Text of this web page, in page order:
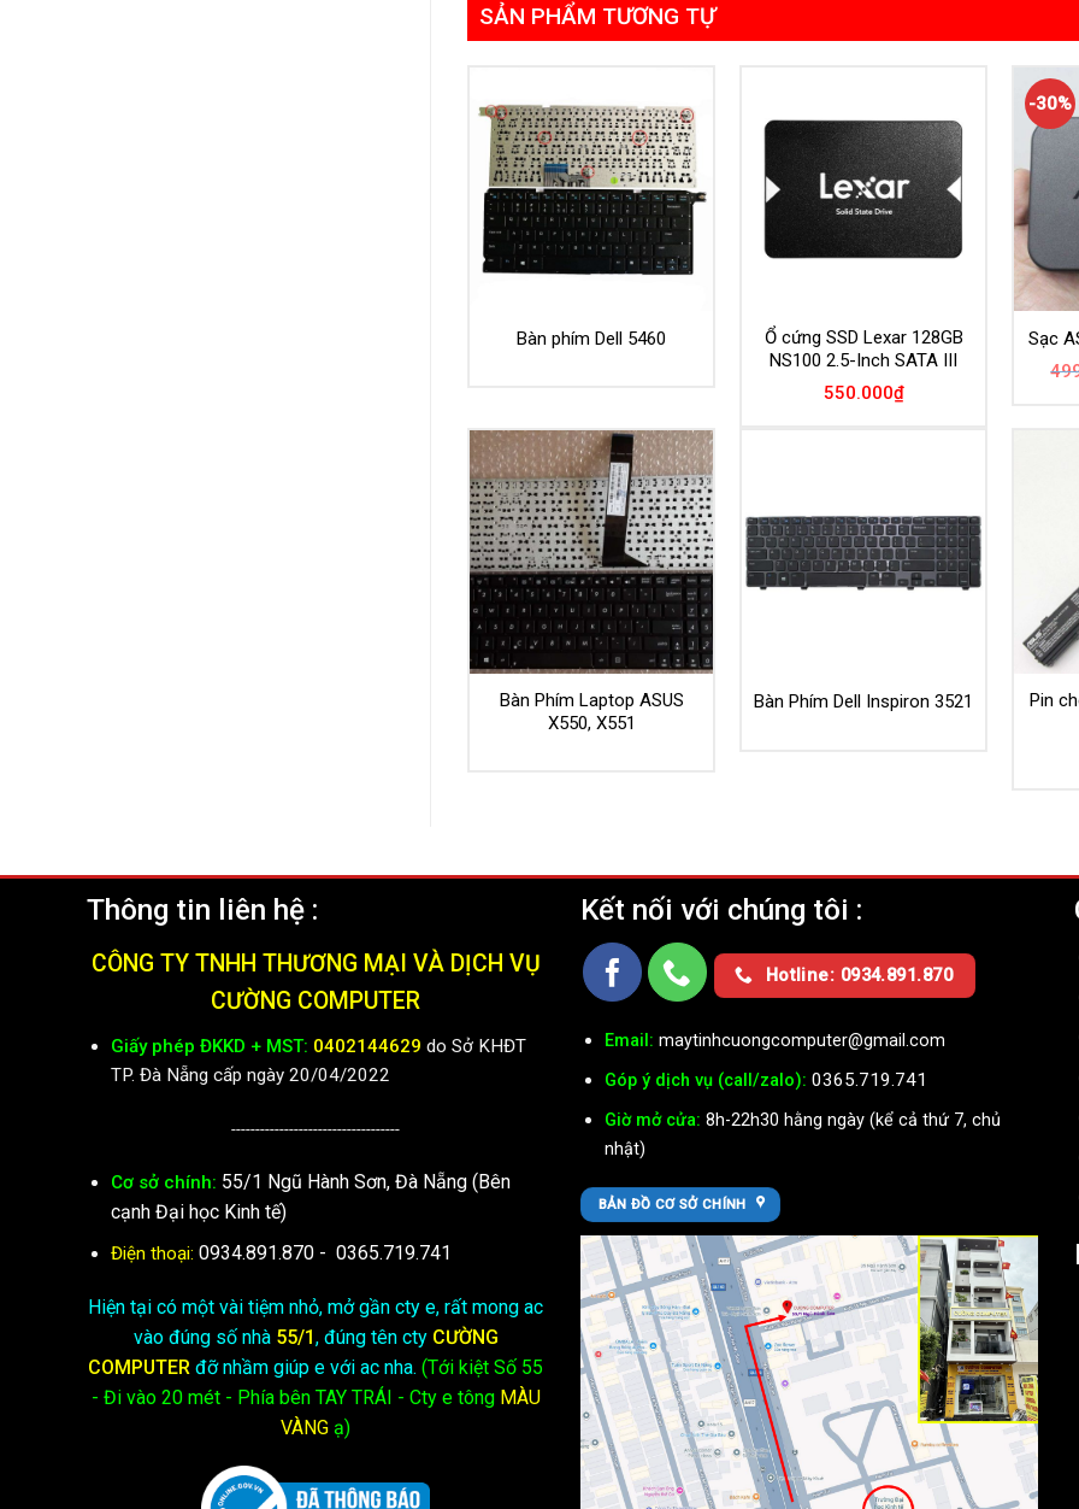
SẢN PHẨM TƯƠNG TỰ
Bàn phím Dell 5460
Ổ cứng SSD Lexar 128GB
NS100 2.5-Inch SATA III
550.000₫
-30%
Sạc
Bàn Phím Laptop ASUS
X550, X551
Bàn Phím Dell Inspiron 3521
Pin
Thông tin liên hệ :
CÔNG TY TNHH THƯƠNG MẠI VÀ DỊCH VỤ
CƯỜNG COMPUTER
Giấy phép ĐKKD + MST: 0402144629 do Sở KHĐT
TP. Đà Nẵng cấp ngày 20/04/2022
-----------------------------------
Cơ sở chính: 55/1 Ngũ Hành Sơn, Đà Nẵng (Bên
cạnh Đại học Kinh tế)
Điện thoại: 0934.891.870 - 0365.719.741
Hiện tại có một vài tiệm nhỏ, mở gần cty e, rất mong ac
vào đúng số nhà 55/1, đúng tên cty CƯỜNG
COMPUTER đỡ nhầm giúp e với ac nha. (Tới kiệt Số 55
- Đi vào 20 mét - Phía bên TAY TRÁI - Cty e tôngMÀU
VÀNG ạ)
Kết nối với chúng tôi :
Hotline: 0934.891.870
Email: maytinhcuongcomputer@gmail.com
Góp ý dịch vụ (call/zalo): 0365.719.741
Giờ mở cửa: 8h-22h30 hằng ngày (kể cả thứ 7, chủ
nhật)
BẢN ĐỒ CƠ SỞ CHÍNH